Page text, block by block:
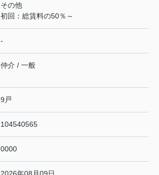
その他
初回：総賃料の50％～
-
仲介 / 一般
9戸
104540565
0000